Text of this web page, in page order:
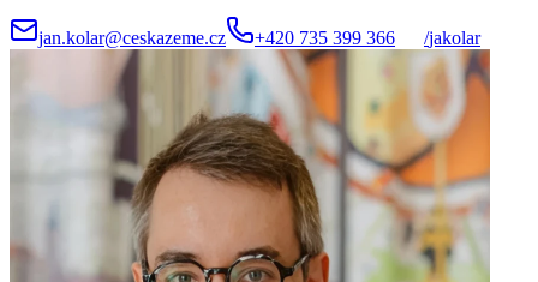
jan.kolar@ceskazeme.cz +420 735 399 366 /jakolar